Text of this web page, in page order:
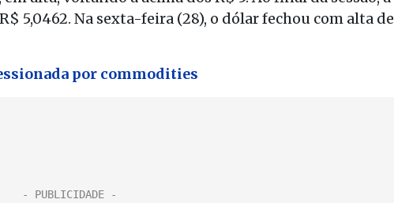
5,0462. Na sexta-feira (28), o dólar fechou com alta de
por commodities